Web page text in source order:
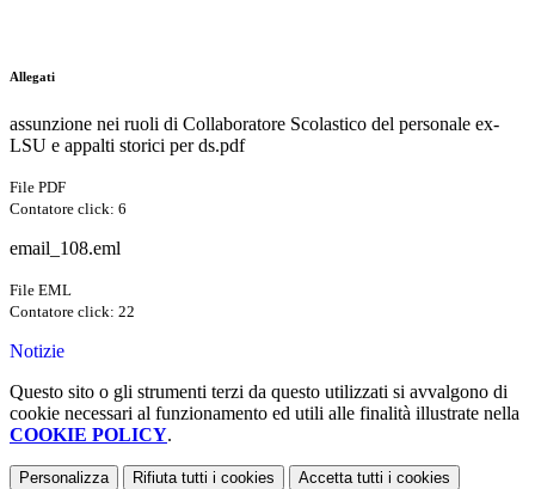
Allegati
assunzione nei ruoli di Collaboratore Scolastico del personale ex-
LSU e appalti storici per ds.pdf
File PDF
Contatore click: 6
email_108.eml
File EML
Contatore click: 22
Notizie
Questo sito o gli strumenti terzi da questo utilizzati si avvalgono di
cookie necessari al funzionamento ed utili alle finalità illustrate nella
COOKIE POLICY.
Personalizza Rifiuta tutti i cookies Accetta tutti i cookies